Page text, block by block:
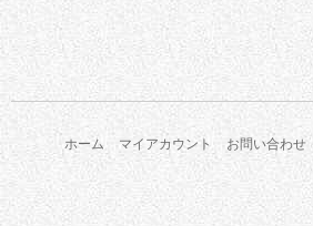
ホーム マイアカウント お問い合わせ